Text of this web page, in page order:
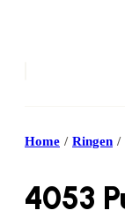
Home / Ringen /
4053